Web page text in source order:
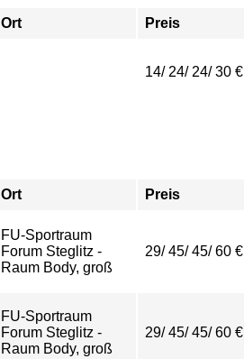
Ort Preis
14/ 24/ 24/ 30 €
Ort Preis
FU-Sportraum
Forum Steglitz -
Raum Body, groß
29/ 45/ 45/ 60 €
FU-Sportraum
Forum Steglitz -
Raum Body, groß
29/ 45/ 45/ 60 €